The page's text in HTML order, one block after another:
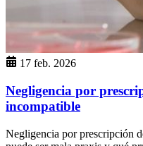
17 feb. 2026
Negligencia por
incompatible
Negligencia por prescripción